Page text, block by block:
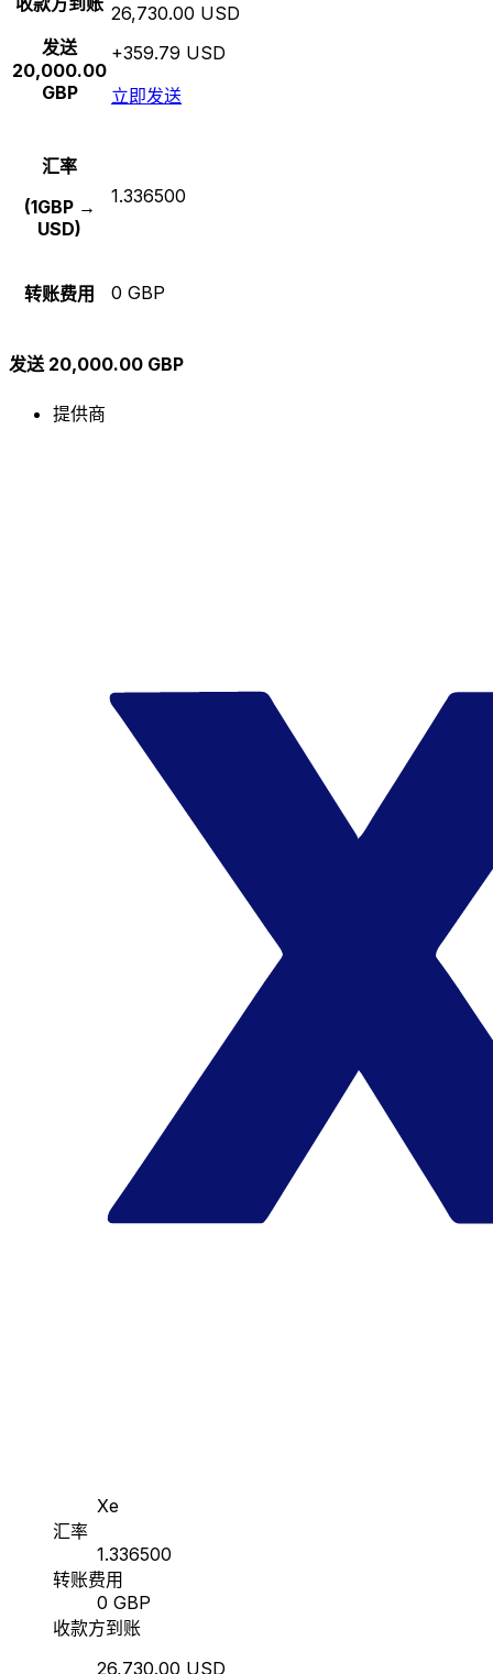
发送
20,000.00
GBP
26,730.00 USD
+359.79 USD
立即发送
汇率
(1GBP →
USD)
1.336500
转账费用 0 GBP
发送 20,000.00 GBP
提供商
Xe
汇率
1.336500
转账费用
0 GBP
收款方到账
26,730.00 USD